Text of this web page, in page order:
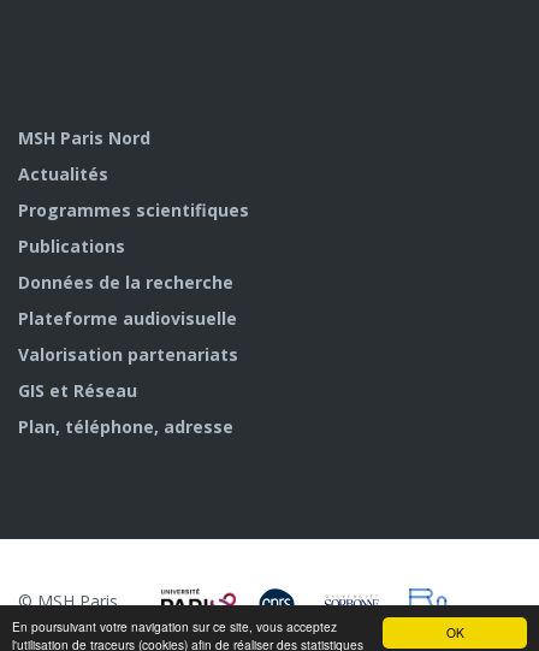
OK
En poursuivant votre navigation sur ce site, vous acceptez
l'utilisation de traceurs (cookies) afin de réaliser des statistiques
MSH Paris Nord
Actualités
Programmes scientifiques
Publications
Données de la recherche
Plateforme audiovisuelle
Valorisation partenariats
GIS et Réseau
Plan, téléphone, adresse
© MSH Paris
Nord